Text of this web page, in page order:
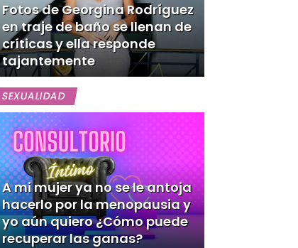
Fotos de Georgina Rodríguez
en traje de baño se llenan de
críticas y ella responde
tajantemente
SEXUALIDAD
A mi mujer ya no se le antoja
hacerlo por la menopausia y
yo aún quiero ¿Cómo puede
recuperar las ganas?